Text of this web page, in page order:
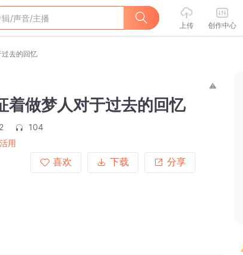
上传 创作中心
去的回忆
着做梦人对于过去的回忆
104
用
喜欢
下载 分享